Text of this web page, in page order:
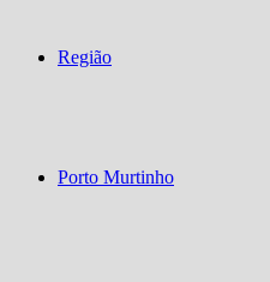
Região
Porto Murtinho